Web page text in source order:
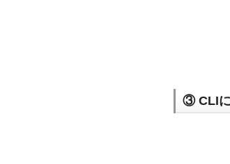
③ CLIに